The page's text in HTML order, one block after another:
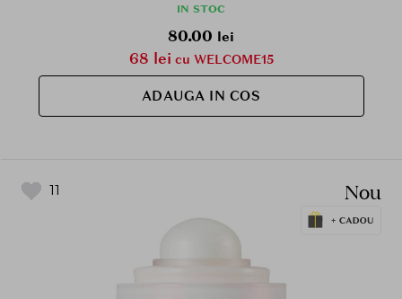
IN STOC
80.00 lei
68 lei cu WELCOME15
ADAUGA IN COS
11 Nou